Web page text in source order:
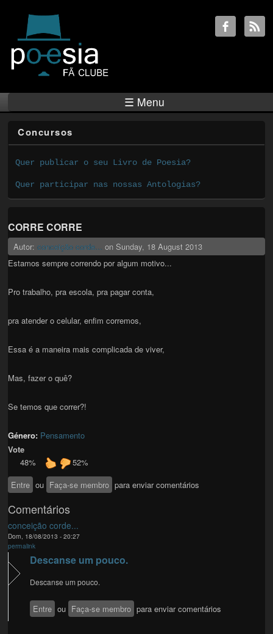
☰ Menu
Concursos
Quer publicar o seu Livro de Poesia?
Quer participar nas nossas Antologias?
CORRE CORRE
Autor:conceição corde... on Sunday, 18 August 2013
Estamos sempre correndo por algum motivo...
Pro trabalho, pra escola, pra pagar conta,
pra atender o celular, enfim corremos,
Essa é a maneira mais complicada de viver,
Mas, fazer o quê?
Se temos que correr?!
Género: Pensamento
Vote
48%
52%
Entre ou Faça-se membro para enviar comentários
Comentários
conceição corde...
Dom, 18/08/2013 - 20:27
permalink
Descanse um pouco.
Descanse um pouco.
Entre ou Faça-se membro para enviar comentários